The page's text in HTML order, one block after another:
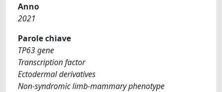
Anno
2021
Parole chiave
TP63 gene
Transcription factor
Ectodermal derivatives
Non-syndromic limb-mammary phenotype